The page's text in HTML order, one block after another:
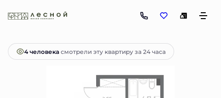
1-комнатная 49.93 м 6 500 000 руб.
Ипотекаот 14 565 руб.
4 человекaсмотрели эту квартиру за 24 часа